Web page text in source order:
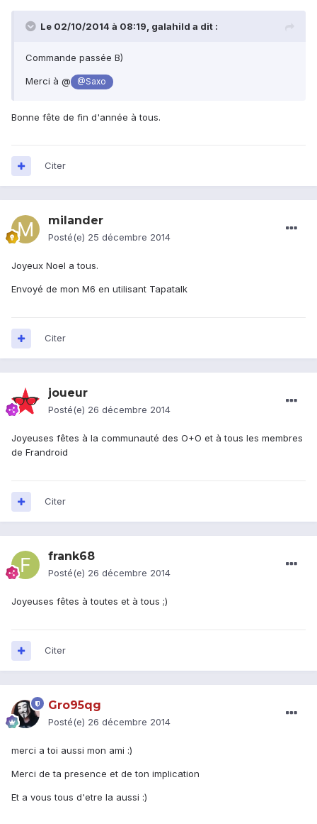
Le 02/10/2014 à 08:19, galahild a dit :
Commande passée B)
Merci à @ @Saxo
Bonne fête de fin d'année à tous.
Citer
milander
Posté(e) 25 décembre 2014
Joyeux Noel a tous.
Envoyé de mon M6 en utilisant Tapatalk
Citer
joueur
Posté(e) 26 décembre 2014
Joyeuses fêtes à la communauté des O+O et à tous les membres
de Frandroid
Citer
frank68
Posté(e) 26 décembre 2014
Joyeuses fêtes à toutes et à tous ;)
Citer
Gro95qg
Posté(e) 26 décembre 2014
merci a toi aussi mon ami :)
Merci de ta presence et de ton implication
Et a vous tous d'etre la aussi :)